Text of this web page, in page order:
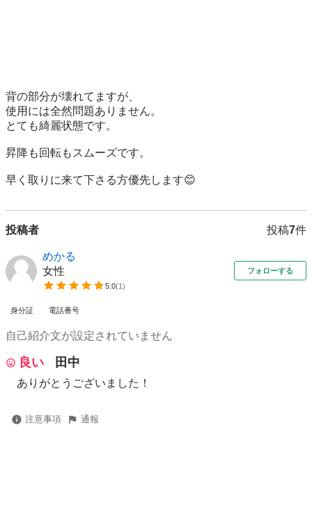
背の部分が壊れてますが、
使用には全然問題ありません。
とても綺麗状態です。
昇降も回転もスムーズです。
早く取りに来て下さる方優先します😊
投稿者 投稿7件
めかる
女性
5.0(1)
フォローする
身分証 電話番号
自己紹介文が設定されていません
良い 田中
ありがとうございました！
注意事項 通報